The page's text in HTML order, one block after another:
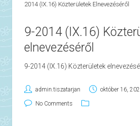
2014 (IX.16) Közterületek Elnevezéséről
9-2014 (IX.16)
elnevezéséről
9-2014 (IX.16) Közterületek
admin.tiszatarjan október 16,
No Comments